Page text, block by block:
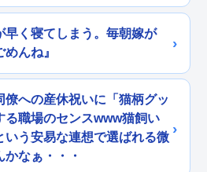
早く寝てしまう。毎朝嫁が
めんね』
僚への産休祝いに「猫柄グッ
る職場のセンスwww猫飼い
いう安易な連想で選ばれる微
なぁ・・・